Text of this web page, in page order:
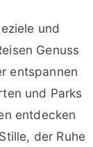
und
Genuss
entspannen
und Parks
entdecken
der Ruhe